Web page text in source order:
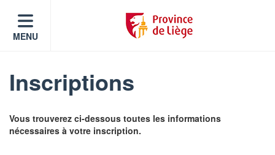
MENU
Inscriptions
Vous trouverez ci-dessous toutes les informations
nécessaires à votre inscription.